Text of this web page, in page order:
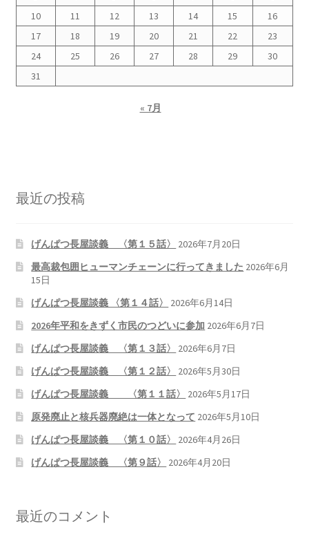
問合せ・メルマガ
10
11 12 13 14 15
16
17
18 19 20 21 22
23
24
25 26 27 28 29
30
31
« 7月
最近の投稿
げんぱつ長屋談義 〈第１５話〉
2026年7月20日
最高裁包囲ヒューマンチェーンに行ってきました 2026年6月
15日
げんぱつ長屋談義 〈第１４話〉
2026年6月14日
2026年平和をきずく市民のつどいに参加 2026年6月7日
げんぱつ長屋談義 〈第１３話〉
2026年6月7日
げんぱつ長屋談義 〈第１２話〉
2026年5月30日
げんぱつ長屋談義 〈第１１話〉
2026年5月17日
原発廃止と核兵器廃絶は一体となって 2026年5月10日
げんぱつ長屋談義 〈第１０話〉
2026年4月26日
げんぱつ長屋談義 〈第９話〉
2026年4月20日
最近のコメント